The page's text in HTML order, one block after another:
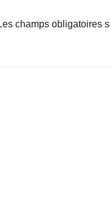
champs obligatoires